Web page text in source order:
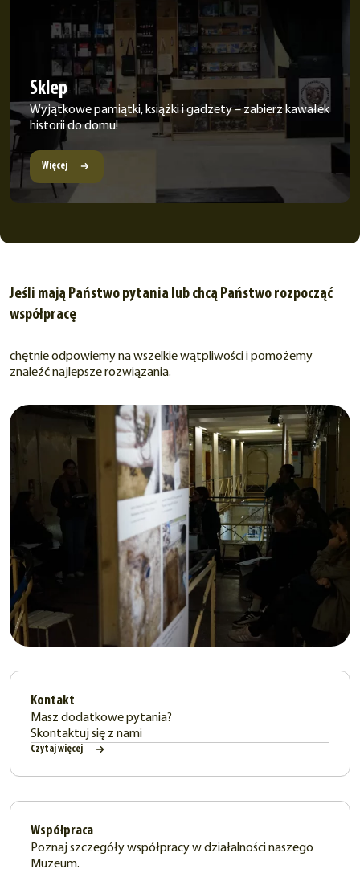
Sklep
Wyjątkowe pamiątki, książki i gadżety – zabierz kawałek
historii do domu!
Więcej
Jeśli mają Państwo pytania lub chcą Państwo rozpocząć
współpracę
chętnie odpowiemy na wszelkie wątpliwości i pomożemy
znaleźć najlepsze rozwiązania.
Kontakt
Masz dodatkowe pytania?
Skontaktuj się z nami
Czytaj więcej
Współpraca
Poznaj szczegóły współpracy w działalności naszego
Muzeum.